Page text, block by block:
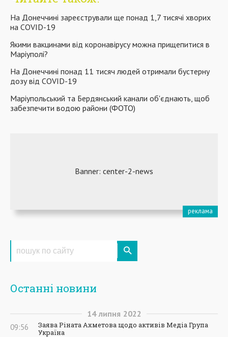
На Донеччині зареєстрували ще понад 1,7 тисячі хворих
на COVID-19
Якими вакцинами від коронавірусу можна прищепитися в
Маріуполі?
На Донеччині понад 11 тисяч людей отримали бустерну
дозу від COVID-19
Маріупольський та Бердянський канали об'єднають, щоб
забезпечити водою райони (ФОТО)
Останні новини
14 липня 2022
09:56
Заява Ріната Ахметова щодо активів Медіа Група
Україна